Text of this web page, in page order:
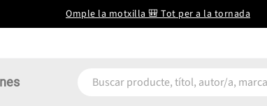
Omple la motxilla 🎒 Tot per a la tornada